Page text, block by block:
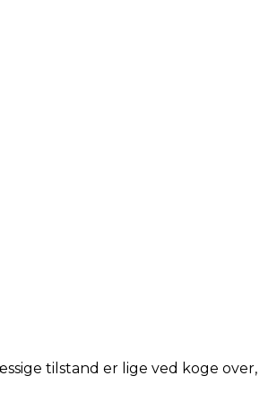
tilstand er lige ved koge over,